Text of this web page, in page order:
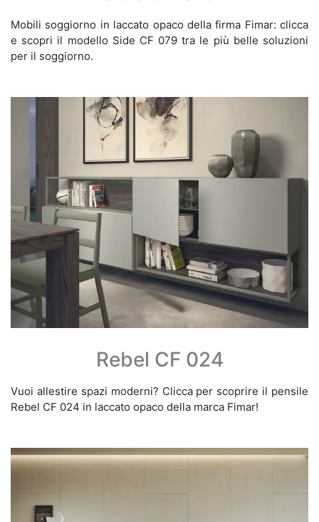
Mobili soggiorno in laccato opaco della firma Fimar: clicca
e scopri il modello Side CF 079 tra le più belle soluzioni
per il soggiorno.
Rebel CF 024
Vuoi allestire spazi moderni? Clicca per scoprire il pensile
Rebel CF 024 in laccato opaco della marca Fimar!